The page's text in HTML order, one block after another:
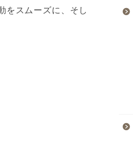
をスムーズに、そし